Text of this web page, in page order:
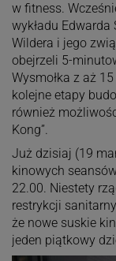
w fitness.
wykładu
Wildera i jego
obejrzeli 5-
Wysmołka z aż
kolejne etapy
również
Kong”.
Już dzisiaj (19
kinowych
22.00. Niestety
restrykcji
że nowe suskie
jeden piątkowy